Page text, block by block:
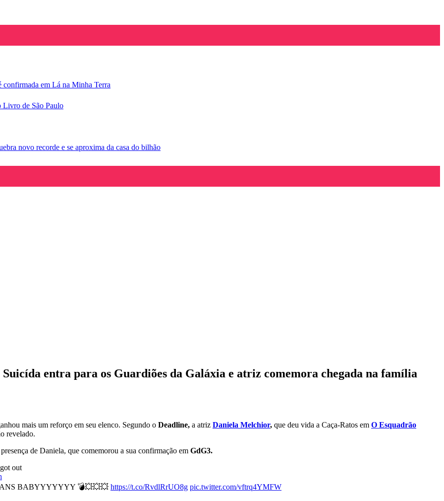
em Lá na Minha Terra
Livro de São Paulo
novo recorde e se aproxima da casa do bilhão
entra para os Guardiões da Galáxia e atriz comemora chegada na família
mais um reforço em seu elenco. Segundo o Deadline, a atriz Daniela Melchior, que deu vida a Caça-Ratos em O Esquadrão
revelado.
de Daniela, que comemorou a sua confirmação em GdG3.
out
BABYYYYYYY 💣💥💥💥 https://t.co/RvdlRrUO8g pic.twitter.com/vftrq4YMFW